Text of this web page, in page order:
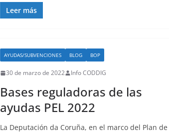
Leer más
AYUDAS/SUBVENCIONES BLOG BOP
30 de marzo de 2022 Info CODDIG
Bases reguladoras de las
ayudas PEL 2022
La Deputación da Coruña, en el marco del Plan de